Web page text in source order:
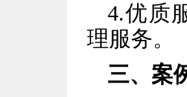
4.优质
理服务。
三、案